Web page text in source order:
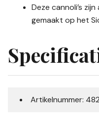
Deze cannoli’s
gemaakt op het
Artikelnummer: